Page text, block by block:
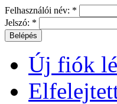
Felhasználói név: *
Jelszó: *
Új fiók